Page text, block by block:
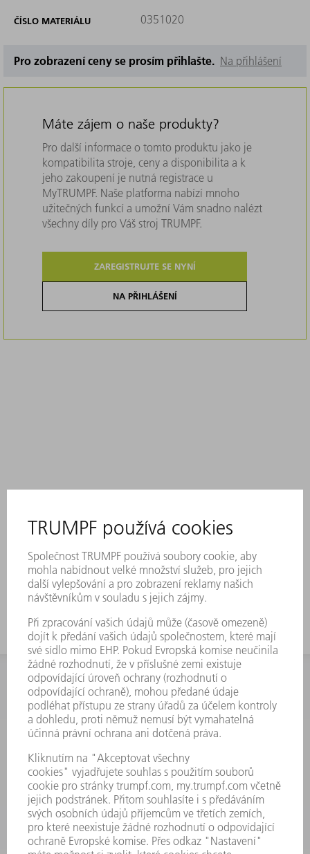
ČÍSLO MATERIÁLU 0351020
Pro zobrazení ceny se prosím přihlašte. Na přihlášení
Máte zájem o naše produkty?
Pro další informace o tomto produktu jako je
kompatibilita stroje, ceny a disponibilita a k
jeho zakoupení je nutná registrace u
MyTRUMPF. Naše platforma nabízí mnoho
užitečných funkcí a umožní Vám snadno nalézt
všechny díly pro Váš stroj TRUMPF.
ZAREGISTRUJTE SE NYNÍ
NA PŘIHLÁŠENÍ
INFORMACE
Často kladené dotazy
Všeobecné obchodní podmínky
KONTAKTNÍ ÚDAJE
Náhradní díly
+420 251 106 254
Po - čt 8:00 - 17:00
Pá 8:00 - 16:00
ND@trumpf.com
KONTAKTNÍ ÚDAJE